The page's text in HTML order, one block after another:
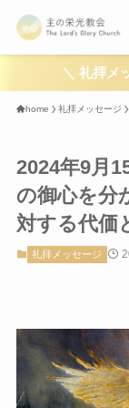
＼ 礼拝メ
home 礼拝メッセージ
2024年9月
の御心を
対する代価
礼拝メッセージ